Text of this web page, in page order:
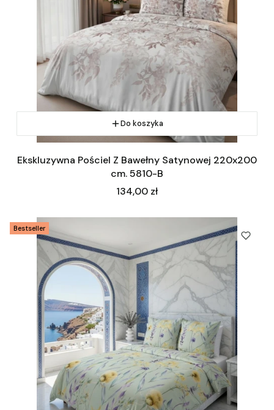
Do koszyka
Ekskluzywna Pościel Z Bawełny Satynowej 220x200
cm. 5810-B
Cena
134,00 zł
Bestseller